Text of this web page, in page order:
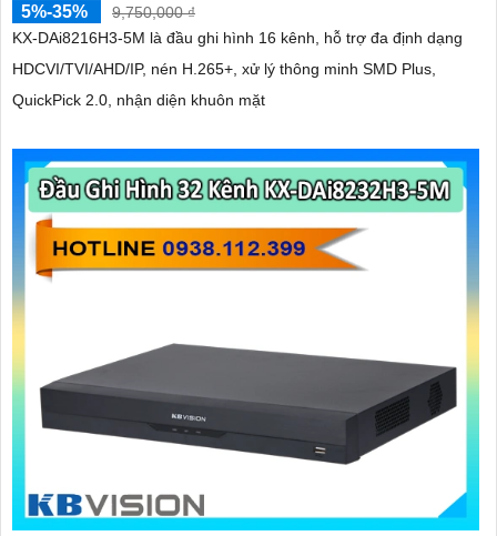
5%-35%
9,750,000 ₫
KX-DAi8216H3-5M là đầu ghi hình 16 kênh, hỗ trợ đa định dạng
HDCVI/TVI/AHD/IP, nén H.265+, xử lý thông minh SMD Plus,
QuickPick 2.0, nhận diện khuôn mặt